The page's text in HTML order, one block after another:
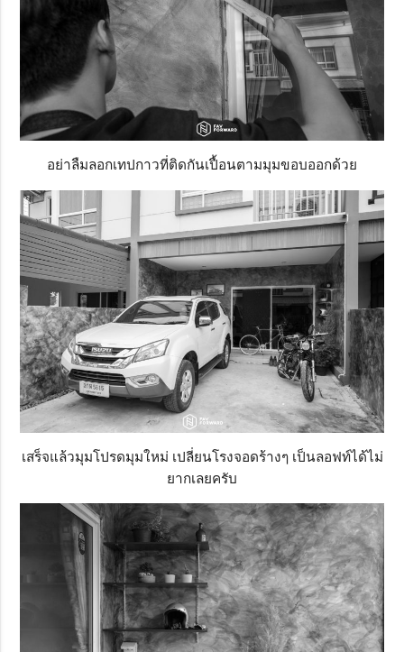
อย่าลืมลอกเทปกาวที่ติดกันเปื้อนตามมุมขอบออกด้วย
เสร็จแล้วมุมโปรดมุมใหม่ เปลี่ยนโรงจอดร้างๆ เป็นลอฟท์ได้ไม่
ยากเลยครับ